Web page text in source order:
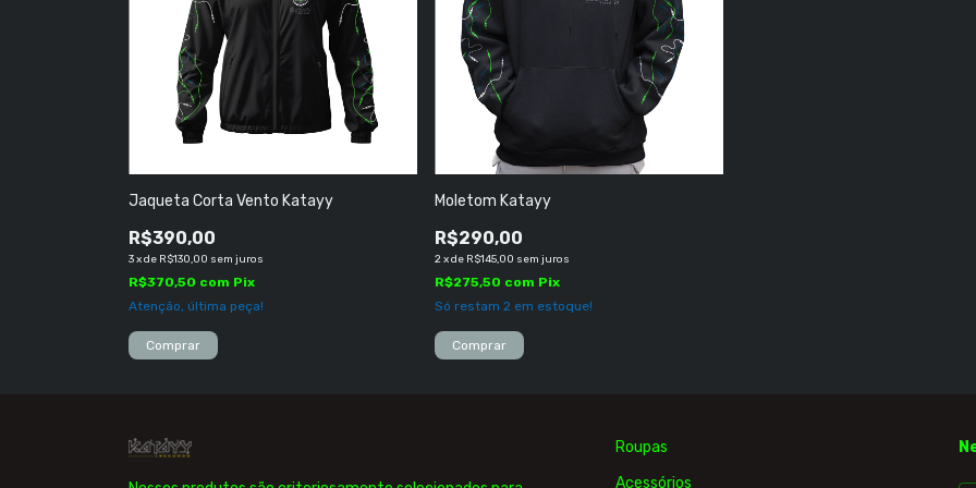
Jaqueta Corta Vento Katayy
R$390,00
3xde R$130,00 sem juros
R$370,50 com Pix
Atenção, última peça!
Comprar
Moletom Katayy
R$290,00
2xde R$145,00 sem juros
R$275,50 com Pix
Só restam 2 em estoque!
Comprar
Roupas
Acessórios